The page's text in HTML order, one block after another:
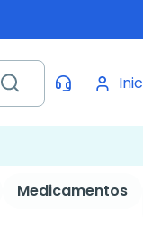
Medicamentos